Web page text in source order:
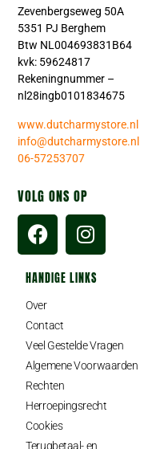
Zevenbergseweg 50A
5351 PJ Berghem
Btw NL004693831B64
kvk: 59624817
Rekeningnummer –
nl28ingb0101834675
www.dutcharmystore.nl
info@dutcharmystore.nl
06-57253707
VOLG ONS OP
HANDIGE LINKS
Over
Contact
Veel Gestelde Vragen
Algemene Voorwaarden
Rechten
Herroepingsrecht
Cookies
Terugbetaal- en